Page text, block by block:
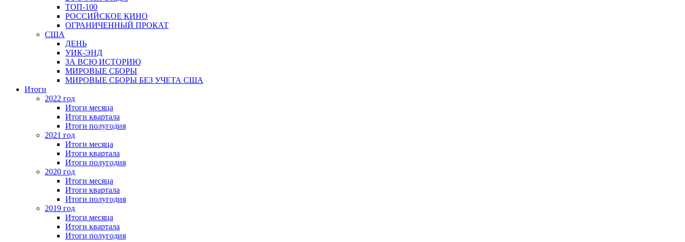
ТОП-100
РОССИЙСКОЕ КИНО
ОГРАНИЧЕННЫЙ ПРОКАТ
США
ДЕНЬ
УИК-ЭНД
ЗА ВСЮ ИСТОРИЮ
МИРОВЫЕ СБОРЫ
МИРОВЫЕ СБОРЫ БЕЗ УЧЕТА США
Итоги
2022 год
Итоги месяца
Итоги квартала
Итоги полугодия
2021 год
Итоги месяца
Итоги квартала
Итоги полугодия
2020 год
Итоги месяца
Итоги квартала
Итоги полугодия
2019 год
Итоги месяца
Итоги квартала
Итоги полугодия